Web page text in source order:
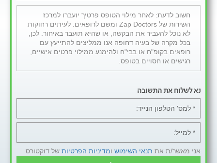
חשוב לדעת: לאחר מילוי הטופס פרטיך יועברו למרכז
השירות של Zap Doctors ומשם לרופאים. לעיתים רחוקות
לא נוכל להעביר את הבקשה, או שהיא תועבר באיחור. לכן,
בכל מקרה של בעיה דחופה אנו ממליצים להתייעץ עם
רופאים בקופ"ח או בבי"ח ולהימנע ממילוי פרטים אישיים,
רגישים או חסויים בטופס.
נא לשלוח את התשובה
אני מאשר/ת את תנאי השימוש ומדיניות הפרטיות של דוקטורס